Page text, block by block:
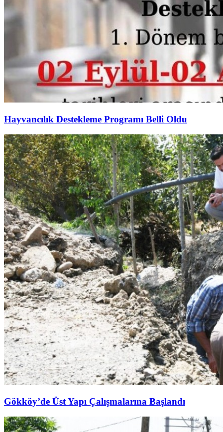
Hayvancılık Destekleme Programı Belli Oldu
Gökköy’de Üst Yapı Çalışmalarına Başlandı